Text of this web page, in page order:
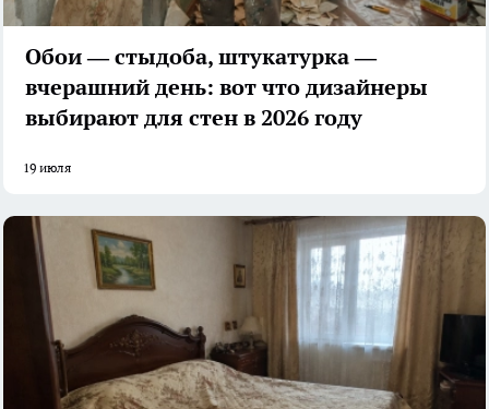
Обои — стыдоба, штукатурка —
вчерашний день: вот что дизайнеры
выбирают для стен в 2026 году
19 июля